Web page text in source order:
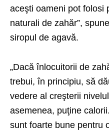
aceşti oameni pot folosi
naturali de zahăr”,
siropul de agavă.
„Dacă înlocuitorii de
trebui, în principiu, să
vedere al creşterii
asemenea, puţine
sunt foarte bune pentru